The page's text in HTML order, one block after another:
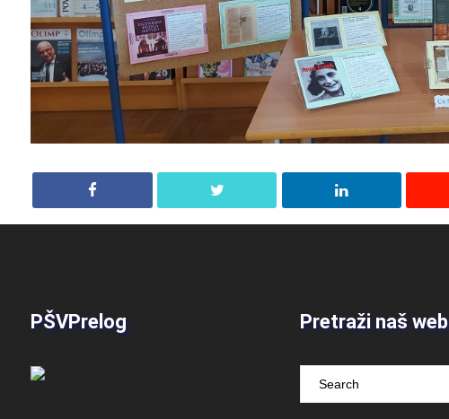
PŠVPrelog Pretraži naš web